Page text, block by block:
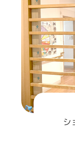
シ